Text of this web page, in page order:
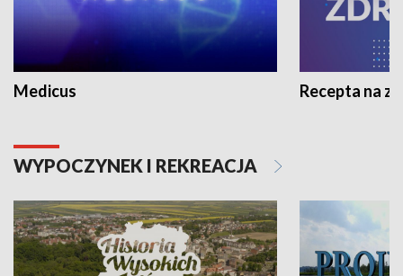
Medicus Recepta na
WYPOCZYNEK I REKREACJA